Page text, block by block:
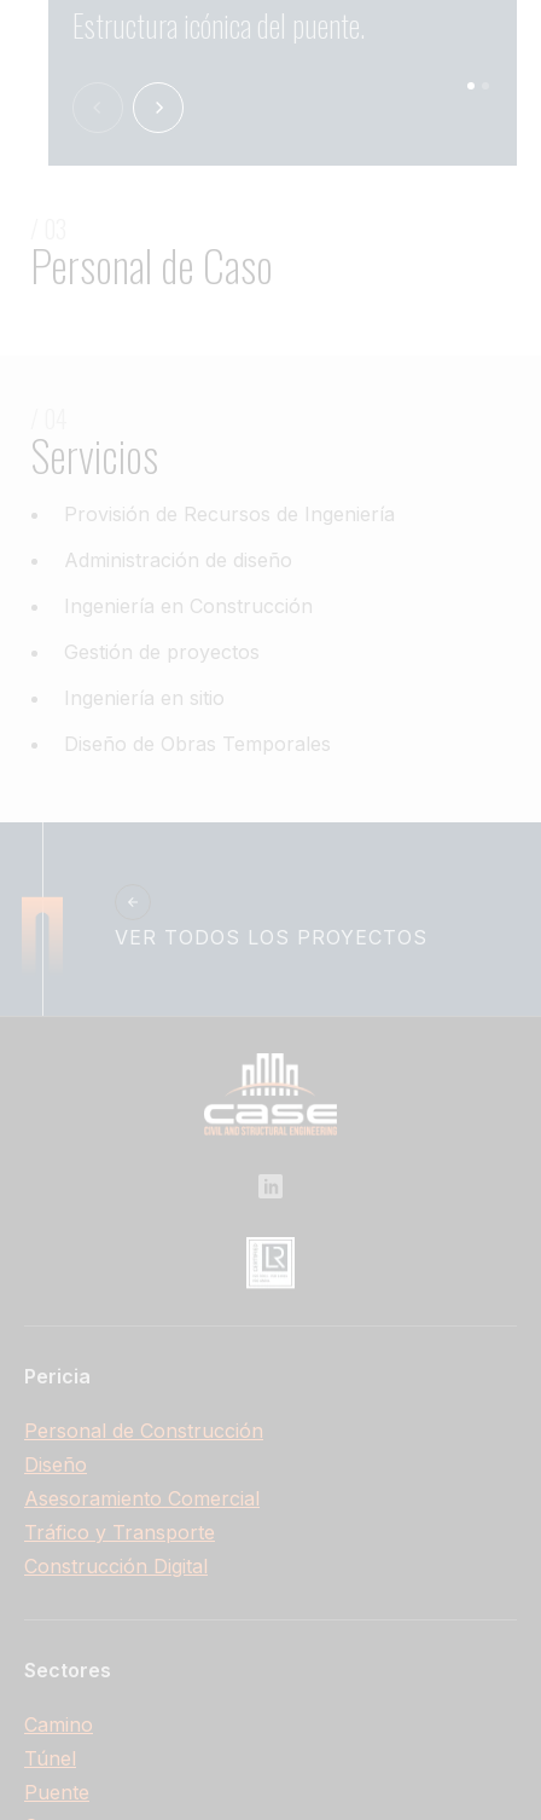
Estructura icónica del puente.
Personal de Caso
Servicios
Provisión de Recursos de Ingeniería
Administración de diseño
Ingeniería en Construcción
Gestión de proyectos
Ingeniería en sitio
Diseño de Obras Temporales
VER TODOS LOS PROYECTOS
Pericia
Personal de Construcción
Diseño
Asesoramiento Comercial
Tráfico y Transporte
Construcción Digital
Sectores
Camino
Túnel
Puente